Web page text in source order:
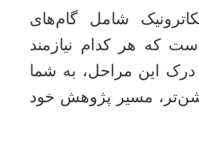
شامل گام‌های
که هر کدام نیازمند
این مراحل، به شما
مسیر پژوهش خود